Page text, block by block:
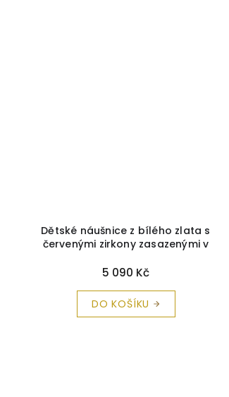
Dětské náušnice s tmavě
růžovými zirkony Cutie C1945+
5 180 Kč
DO KOŠÍKU